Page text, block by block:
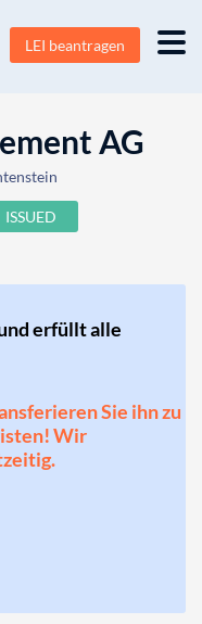
LEI beantragen
AG
ISSUED
erfüllt alle
Sie ihn zu
Wir